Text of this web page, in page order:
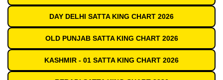
DAY DELHI SATTA KING CHART 2026
OLD PUNJAB SATTA KING CHART 2026
KASHMIR - 01 SATTA KING CHART 2026